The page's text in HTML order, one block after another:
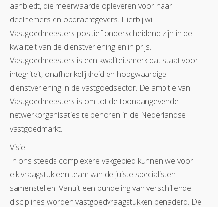
aanbiedt, die meerwaarde opleveren voor haar
deelnemers en opdrachtgevers. Hierbij wil
Vastgoedmeesters positief onderscheidend zijn in de
kwaliteit van de dienstverlening en in prijs.
Vastgoedmeesters is een kwaliteitsmerk dat staat voor
integriteit, onafhankelijkheid en hoogwaardige
dienstverlening in de vastgoedsector. De ambitie van
Vastgoedmeesters is om tot de toonaangevende
netwerkorganisaties te behoren in de Nederlandse
vastgoedmarkt.
Visie
In ons steeds complexere vakgebied kunnen we voor
elk vraagstuk een team van de juiste specialisten
samenstellen. Vanuit een bundeling van verschillende
disciplines worden vastgoedvraagstukken benaderd. De